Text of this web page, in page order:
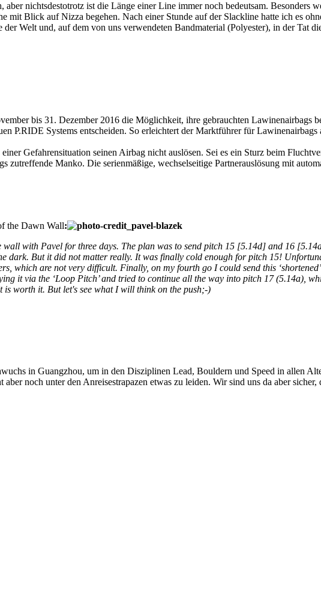
nichtsdestotrotz ist die Länge einer Line immer noch bedeutsam. Besonders
Blick auf Nizza begehen. Nach einer Stunde auf der Slackline hatte ich es
Welt und, auf dem von uns verwendeten Bandmaterial (Polyester), in der Tat
bis 31. Dezember 2016 die Möglichkeit, ihre gebrauchten Lawinenairbags
P.RIDE Systems entscheiden. So erleichtert der Marktführer für
Gefahrensituation seinen Airbag nicht auslösen. Sei es ein Sturz beim
Manko. Die serienmäßige, wechselseitige Partnerauslösung mit
the Dawn Wall:
with Pavel for three days. The plan was to send pitch 15 [5.14d] and 16
dark. But it did not matter really. It was finally cold enough for pitch 15!
which are not very difficult. Finally, on my fourth go I could send this
it via the ‘Loop Pitch’ and tried to continue all the way into pitch 17 (5.14a),
worth it. But let's see what I will think on the push;-)
in Guangzhou, um in den Disziplinen Lead, Bouldern und Speed in allen
noch unter den Anreisestrapazen etwas zu leiden. Wir sind uns da aber sicher,